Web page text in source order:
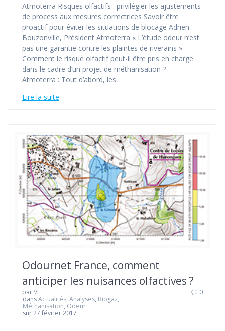
Atmoterra Risques olfactifs : privilégier les ajustements
de process aux mesures correctrices Savoir être
proactif pour éviter les situations de blocage Adrien
Bouzonville, Président Atmoterra « L’étude odeur n’est
pas une garantie contre les plaintes de riverains »
Comment le risque olfactif peut-il être pris en charge
dans le cadre d’un projet de méthanisation ?
Atmoterra : Tout d’abord, les…
Lire la suite
Odournet France, comment
anticiper les nuisances olfactives ?
parVE
dansActualités,Analyses, Biogaz,
Méthanisation, Odeur
sur 27 février 2017
0